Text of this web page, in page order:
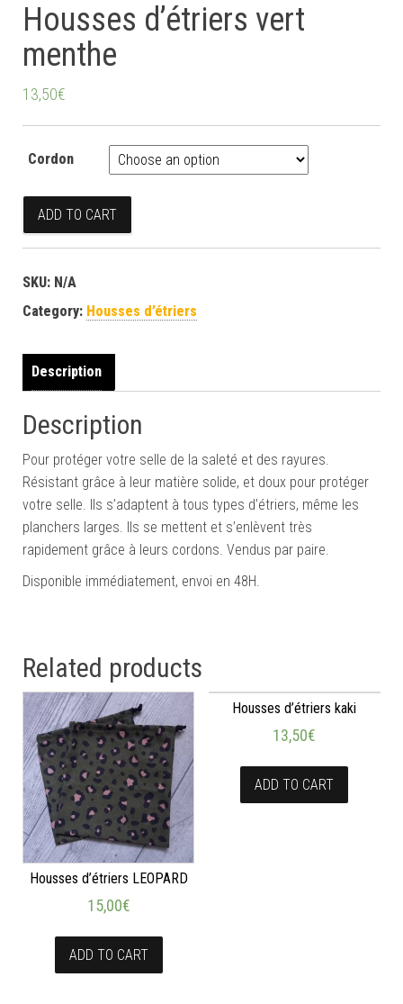
Housses d’étriers vert
menthe
13,50€
Cordon
Housses d'étriers vert menthe quantity
ADD TO CART
SKU: N/A
Category: Housses d’étriers
Description
Description
Pour protéger votre selle de la saleté et des rayures.
Résistant grâce à leur matière solide, et doux pour protéger
votre selle. Ils s’adaptent à tous types d’étriers, même les
planchers larges. Ils se mettent et s’enlèvent très
rapidement grâce à leurs cordons. Vendus par paire.
Disponible immédiatement, envoi en 48H.
Related products
Housses d’étriers LEOPARD
15,00€
ADD TO CART
Housses d’étriers kaki
13,50€
ADD TO CART